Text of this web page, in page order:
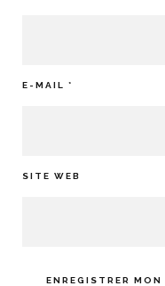
E-MAIL *
SITE WEB
ENREGISTRER